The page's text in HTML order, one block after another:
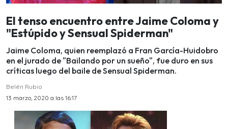
El tenso encuentro entre Jaime Coloma y
"Estúpido y Sensual Spiderman"
Jaime Coloma, quien reemplazó a Fran García-Huidobro
en el jurado de "Bailando por un sueño", fue duro en sus
críticas luego del baile de Sensual Spiderman.
Belén Rubio
13 marzo, 2020 a las 16:17